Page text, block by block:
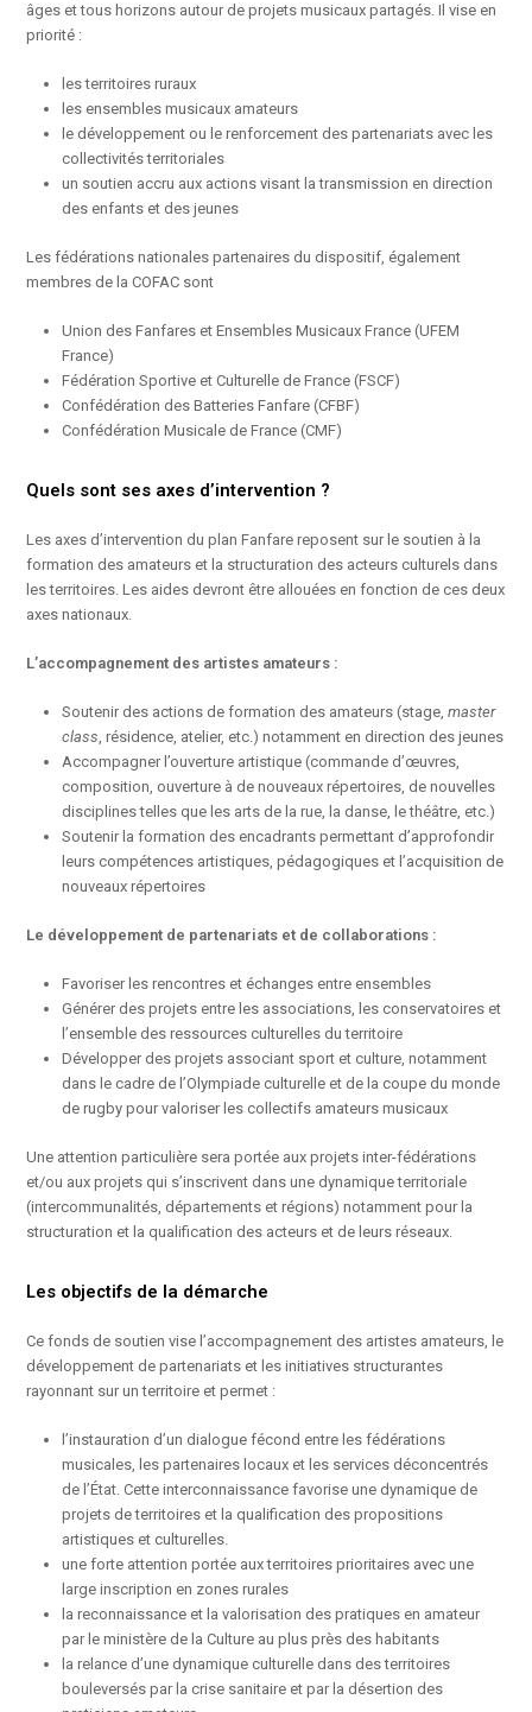
âges et tous horizons autour de projets musicaux partagés. Il vise en
priorité :
les territoires ruraux
les ensembles musicaux amateurs
le développement ou le renforcement des partenariats avec les
collectivités territoriales
un soutien accru aux actions visant la transmission en direction
des enfants et des jeunes
Les fédérations nationales partenaires du dispositif, également
membres de la COFAC sont
Union des Fanfares et Ensembles Musicaux France (UFEM
France)
Fédération Sportive et Culturelle de France (FSCF)
Confédération des Batteries Fanfare (CFBF)
Confédération Musicale de France (CMF)
Quels sont ses axes d’intervention ?
Les axes d’intervention du plan Fanfare reposent sur le soutien à la
formation des amateurs et la structuration des acteurs culturels dans
les territoires. Les aides devront être allouées en fonction de ces deux
axes nationaux.
L’accompagnement des artistes amateurs :
Soutenir des actions de formation des amateurs (stage,master
class, résidence, atelier, etc.) notamment en direction des jeunes
Accompagner l’ouverture artistique (commande d’œuvres,
composition, ouverture à de nouveaux répertoires, de nouvelles
disciplines telles que les arts de la rue, la danse, le théâtre, etc.)
Soutenir la formation des encadrants permettant d’approfondir
leurs compétences artistiques, pédagogiques et l’acquisition de
nouveaux répertoires
Le développement de partenariats et de collaborations :
Favoriser les rencontres et échanges entre ensembles
Générer des projets entre les associations, les conservatoires et
l’ensemble des ressources culturelles du territoire
Développer des projets associant sport et culture, notamment
dans le cadre de l’Olympiade culturelle et de la coupe du monde
de rugby pour valoriser les collectifs amateurs musicaux
Une attention particulière sera portée aux projets inter-fédérations
et/ou aux projets qui s’inscrivent dans une dynamique territoriale
(intercommunalités, départements et régions) notamment pour la
structuration et la qualification des acteurs et de leurs réseaux.
Les objectifs de la démarche
Ce fonds de soutien vise l’accompagnement des artistes amateurs, le
développement de partenariats et les initiatives structurantes
rayonnant sur un territoire et permet :
l’instauration d’un dialogue fécond entre les fédérations
musicales, les partenaires locaux et les services déconcentrés
de l’État. Cette interconnaissance favorise une dynamique de
projets de territoires et la qualification des propositions
artistiques et culturelles.
une forte attention portée aux territoires prioritaires avec une
large inscription en zones rurales
la reconnaissance et la valorisation des pratiques en amateur
par le ministère de la Culture au plus près des habitants
la relance d’une dynamique culturelle dans des territoires
bouleversés par la crise sanitaire et par la désertion des